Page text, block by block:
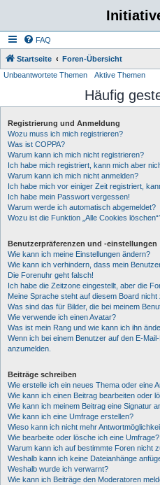
FAQ
Startseite Foren-Übersicht
Unbeantwortete Themen Aktive Themen
Häufig
Registrierung und Anmeldung
Wozu muss ich mich registrieren?
Was ist COPPA?
Warum kann ich mich nicht registrieren?
Ich habe mich registriert, kann mich aber
Warum kann ich mich nicht anmelden?
Ich habe mich vor einiger Zeit registriert,
Ich habe mein Passwort vergessen!
Warum werde ich automatisch abgemeldet?
Wozu ist die Funktion „Alle Cookies
Benutzerpräferenzen und -einstellungen
Wie kann ich meine Einstellungen ändern?
Wie kann ich verhindern, dass mein
Die Forenuhr geht falsch!
Ich habe die Zeitzone eingestellt, aber die
Meine Sprache steht auf diesem Board nicht
Was sind das für Bilder, die bei meinem
Wie verwende ich einen Avatar?
Was ist mein Rang und wie kann ich ihn
Wenn ich bei einem Benutzer auf den E-
anzumelden.
Beiträge schreiben
Wie erstelle ich ein neues Thema oder eine
Wie kann ich einen Beitrag bearbeiten oder
Wie kann ich meinem Beitrag eine Signatur
Wie kann ich eine Umfrage erstellen?
Wieso kann ich nicht mehr
Wie bearbeite oder lösche ich eine Umfrage?
Warum kann ich auf bestimmte Foren nicht
Weshalb kann ich keine Dateianhänge
Weshalb wurde ich verwarnt?
Wie kann ich Beiträge den Moderatoren